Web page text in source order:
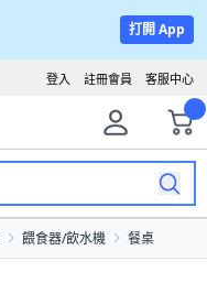
打開 App
客服中心
註冊會員
登入
餵食器/飲水機 餐桌